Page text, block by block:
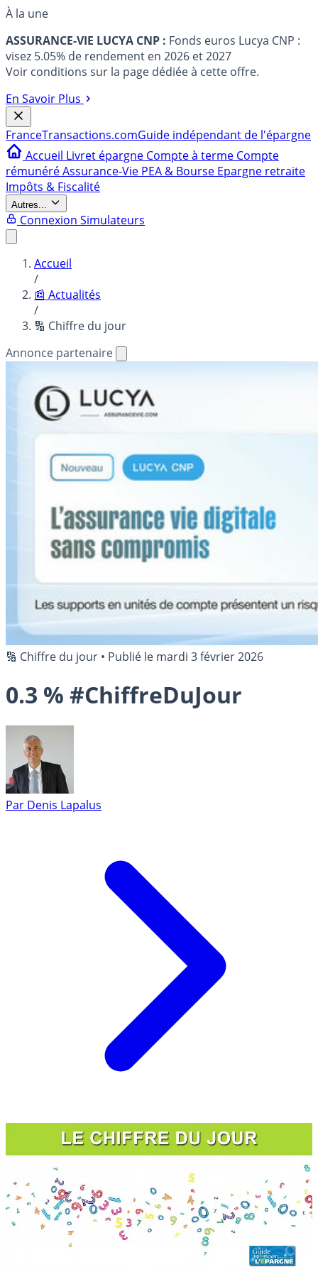
À la une
ASSURANCE-VIE LUCYA CNP : Fonds euros Lucya CNP :
visez 5.05% de rendement en 2026 et 2027
Voir conditions sur la page dédiée à cette offre.
En Savoir Plus
FranceTransactions.comGuide indépendant de l'épargne
Accueil Livret épargne Compte à terme Compte
rémunéréAssurance-Vie PEA & Bourse Epargne retraite
Impôts & Fiscalité
Autres...
Connexion Simulateurs
Accueil
/
📰 Actualités
/
🔢 Chiffre du jour
Annonce partenaire
🔢 Chiffre du jour • Publié le mardi 3 février 2026
0.3 % #ChiffreDuJour
Par Denis Lapalus